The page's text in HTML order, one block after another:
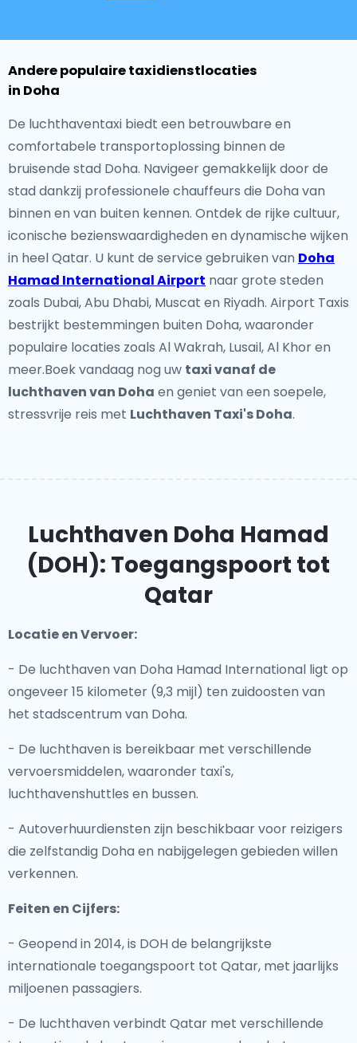
Andere populaire taxidienstlocaties
in Doha
De luchthaventaxi biedt een betrouwbare en
comfortabele transportoplossing binnen de
bruisende stad Doha. Navigeer gemakkelijk door de
stad dankzij professionele chauffeurs die Doha van
binnen en van buiten kennen. Ontdek de rijke cultuur,
iconische bezienswaardigheden en dynamische wijken
in heel Qatar. U kunt de service gebruiken van Doha
Hamad International Airport naar grote steden
zoals Dubai, Abu Dhabi, Muscat en Riyadh. Airport Taxis
bestrijkt bestemmingen buiten Doha, waaronder
populaire locaties zoals Al Wakrah, Lusail, Al Khor en
meer.Boek vandaag nog uw taxi vanaf de
luchthaven van Doha en geniet van een soepele,
stressvrije reis met Luchthaven Taxi's Doha.
Luchthaven Doha Hamad
(DOH): Toegangspoort tot
Qatar
Locatie en Vervoer:
- De luchthaven van Doha Hamad International ligt op
ongeveer 15 kilometer (9,3 mijl) ten zuidoosten van
het stadscentrum van Doha.
- De luchthaven is bereikbaar met verschillende
vervoersmiddelen, waaronder taxi's,
luchthavenshuttles en bussen.
- Autoverhuurdiensten zijn beschikbaar voor reizigers
die zelfstandig Doha en nabijgelegen gebieden willen
verkennen.
Feiten en Cijfers:
- Geopend in 2014, is DOH de belangrijkste
internationale toegangspoort tot Qatar, met jaarlijks
miljoenen passagiers.
- De luchthaven verbindt Qatar met verschillende